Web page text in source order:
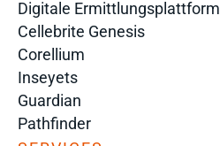
Digitale Ermittlungsplattform
Cellebrite Genesis
Corellium
Inseyets
Guardian
Pathfinder